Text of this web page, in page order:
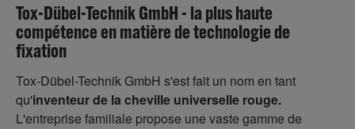
Tox-Dübel-Technik GmbH - la plus haute
compétence en matière de technologie de
fixation
Tox-Dübel-Technik GmbH s'est fait un nom en tant
qu'inventeur de la cheville universelle rouge.
L'entreprise familiale propose une vaste gamme de